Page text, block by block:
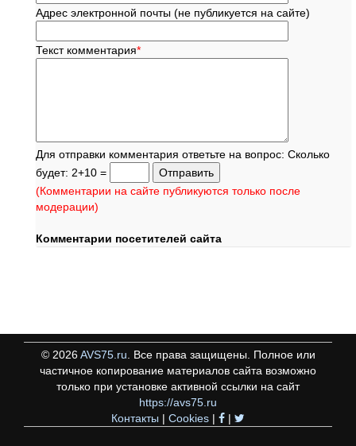
Адрес электронной почты (не публикуется на сайте)
Текст комментария*
Для отправки комментария ответьте на вопрос: Сколько
будет: 2+10 =
(Комментарии на сайте публикуются только после
модерации)
Комментарии посетителей сайта
© 2026 AVS75.ru. Все права защищены. Полное или
частичное копирование материалов сайта возможно
только при установке активной ссылки на сайт
https://avs75.ru
Контакты | Cookies | |